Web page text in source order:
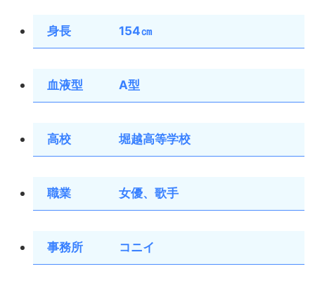
身長 154㎝
血液型 A型
高校 堀越高等学校
職業 女優、歌手
事務所 コニイ